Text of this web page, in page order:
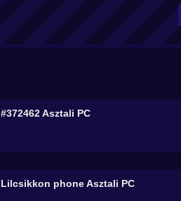
#372462Asztali PC
Lilcsikkon phoneAsztali PC